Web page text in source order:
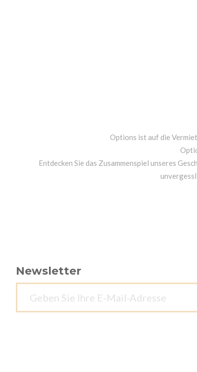
Options ist auf die
Entdecken Sie das Zusammenspiel unseres
Newsletter